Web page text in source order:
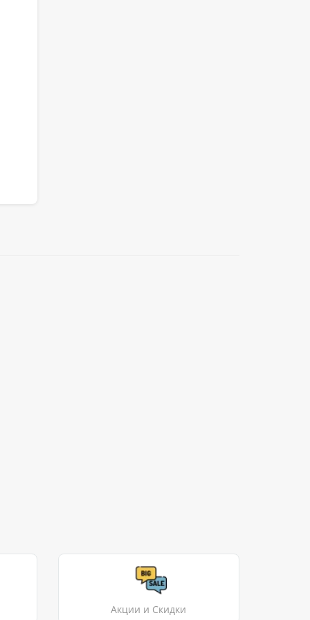
Акции и Скидки